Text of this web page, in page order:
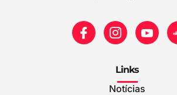
Links
Notícias